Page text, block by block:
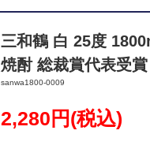
三和鶴 白 25度
焼酎 総裁賞代表受賞
sanwa1800-0009
2,280円(税込)